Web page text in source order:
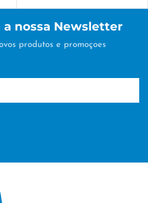
PERSONALIZAÇÃO
a nossa Newsletter
produtos e promoçoes